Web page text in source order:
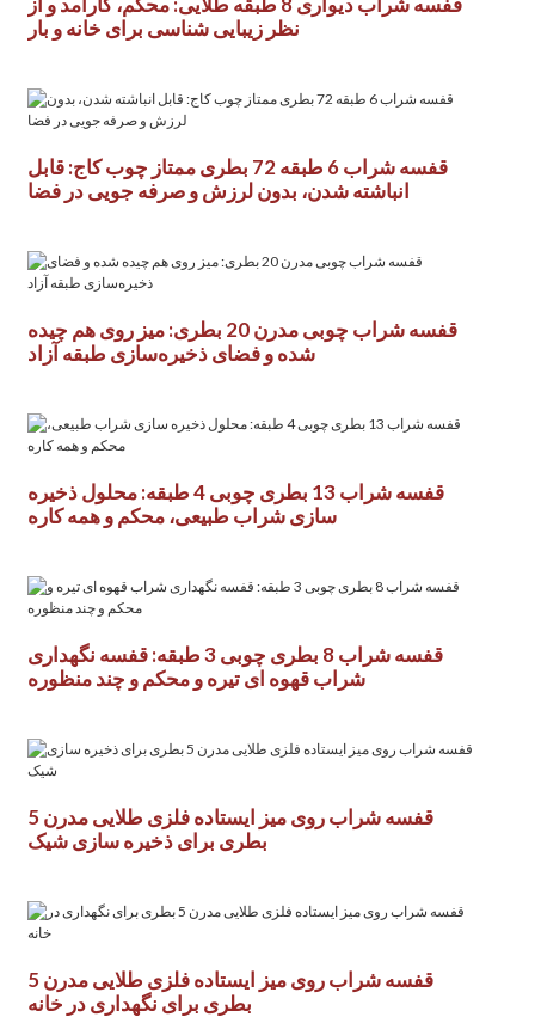
نظر زیبایی شناسی برای خانه و بار
قفسه شراب 6 طبقه 72 بطری ممتاز چوب کاج: قابل
انباشته شدن، بدون لرزش و صرفه جویی در فضا
قفسه شراب چوبی مدرن 20 بطری: میز روی هم چیده
شده و فضای ذخیره‌سازی طبقه آزاد
قفسه شراب 13 بطری چوبی 4 طبقه: محلول ذخیره
سازی شراب طبیعی، محکم و همه کاره
قفسه شراب 8 بطری چوبی 3 طبقه: قفسه نگهداری
شراب قهوه ای تیره و محکم و چند منظوره
قفسه شراب روی میز ایستاده فلزی طلایی مدرن 5
بطری برای ذخیره سازی شیک
قفسه شراب روی میز ایستاده فلزی طلایی مدرن 5
بطری برای نگهداری در خانه